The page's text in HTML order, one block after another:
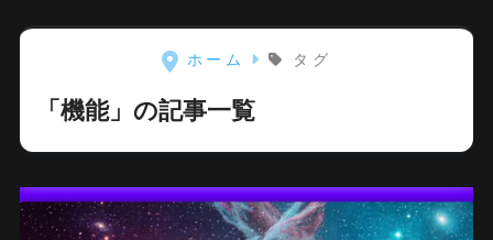
ホーム タグ
「機能」の記事一覧